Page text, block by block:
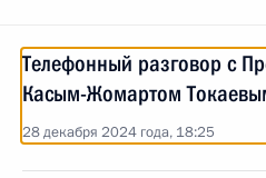
Телефонный разговор с
Касым-Жомартом
28 декабря 2024 года, 18:25